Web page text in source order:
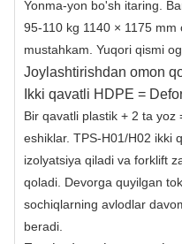
Yonma-yon bo'sh itaring.
95-110 kg 1140 × 1175
mustahkam. Yuqori qismi
Joylashtirishdan omon
Ikki qavatli HDPE =
Bir qavatli plastik + 2 ta yoz
eshiklar. TPS-H01/H02 ikki
izolyatsiya qiladi va forklift
qoladi. Devorga quyilgan
sochiqlarning avlodlar
beradi.